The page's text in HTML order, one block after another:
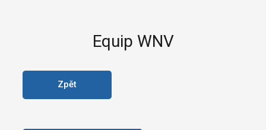
Equip WNV
Zpět